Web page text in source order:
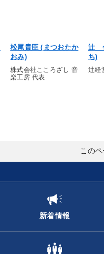
松尾貴臣 (まつおたか
おみ)
株式会社こころざし 音
楽工房 代表
辻
ち)
辻経
この
新着情報